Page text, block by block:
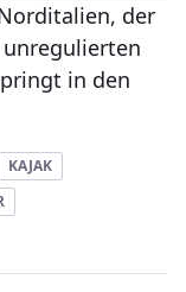
der
in den
KAJAK